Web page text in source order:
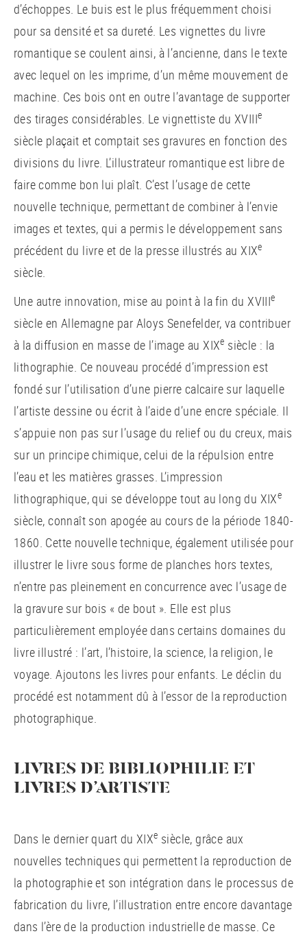
d’échoppes. Le buis est le plus fréquemment choisi
pour sa densité et sa dureté. Les vignettes du livre
romantique se coulent ainsi, à l’ancienne, dans le texte
avec lequel on les imprime, d’un même mouvement de
machine. Ces bois ont en outre l’avantage de supporter
des tirages considérables. Le vignettiste du XVIIIe
siècle plaçait et comptait ses gravures en fonction des
divisions du livre. L’illustrateur romantique est libre de
faire comme bon lui plaît. C’est l’usage de cette
nouvelle technique, permettant de combiner à l’envie
images et textes, qui a permis le développement sans
précédent du livre et de la presse illustrés au XIXe
siècle.
Une autre innovation, mise au point à la fin du XVIIIe
siècle en Allemagne par Aloys Senefelder, va contribuer
à la diffusion en masse de l’image au XIXe siècle : la
lithographie. Ce nouveau procédé d’impression est
fondé sur l’utilisation d’une pierre calcaire sur laquelle
l’artiste dessine ou écrit à l’aide d’une encre spéciale. Il
s’appuie non pas sur l’usage du relief ou du creux, mais
sur un principe chimique, celui de la répulsion entre
l’eau et les matières grasses. L’impression
lithographique, qui se développe tout au long du XIXe
siècle, connaît son apogée au cours de la période 1840-
1860. Cette nouvelle technique, également utilisée pour
illustrer le livre sous forme de planches hors textes,
n’entre pas pleinement en concurrence avec l’usage de
la gravure sur bois « de bout ». Elle est plus
particulièrement employée dans certains domaines du
livre illustré : l’art, l’histoire, la science, la religion, le
voyage. Ajoutons les livres pour enfants. Le déclin du
procédé est notamment dû à l’essor de la reproduction
photographique.
LIVRES DE BIBLIOPHILIE ET
LIVRES D’ARTISTE
Dans le dernier quart du XIXe siècle, grâce aux
nouvelles techniques qui permettent la reproduction de
la photographie et son intégration dans le processus de
fabrication du livre, l’illustration entre encore davantage
dans l’ère de la production industrielle de masse. Ce